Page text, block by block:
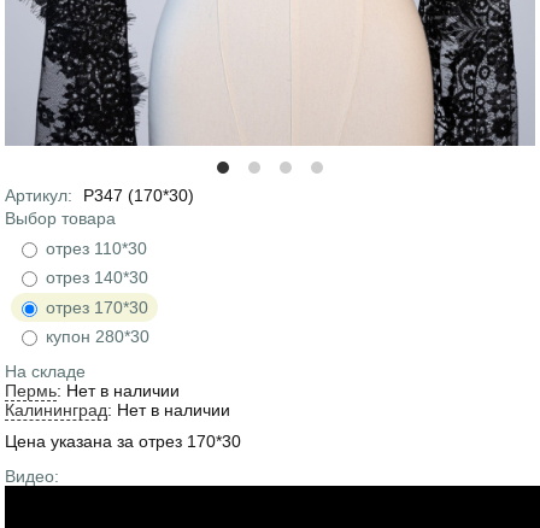
Артикул:
Р347 (170*30)
Выбор товара
Продажа товара:
отрез 110*30
отрез 140*30
отрез 170*30
купон 280*30
На складе
Пермь: Нет в наличии
Калининград: Нет в наличии
Цена указана за отрез 170*30
Видео: